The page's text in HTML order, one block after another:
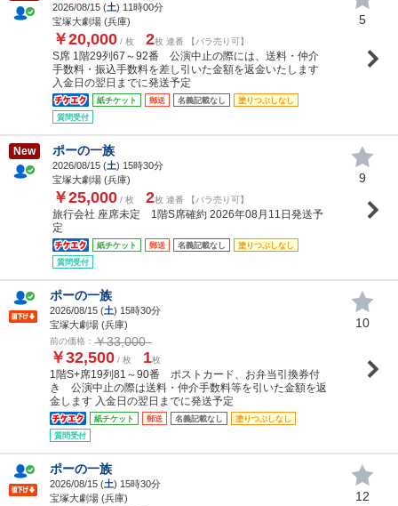
2026/08/15 (土) 11時00分
宝塚大劇場 (兵庫)
￥20,000 / 枚 2枚 連番 【バラ売り可】
S席 1階29列67～92番 公演中止の際には、送料・仲介
手数料・振込手数料を差し引いた金額を返金いたします
入金日の翌日までに発送予定
紙チケット 郵送 名義記載なし
塗りつぶしなし
質問受付
5
New ポーの一族
2026/08/15 (土) 15時30分
宝塚大劇場 (兵庫)
￥25,000 / 枚 2枚 連番 【バラ売り可】
旅行会社 座席未定 1階S席確約 2026年08月11日発送予
定
紙チケット 郵送 名義記載なし
塗りつぶしなし
質問受付
9
ポーの一族
2026/08/15 (土) 15時30分
宝塚大劇場 (兵庫)
前の価格： ￥33,000
￥32,500 / 枚 1枚
1階S+席19列81～90番 ポストカード、お弁当引換券付
き 公演中止の際は送料・仲介手数料等を引いた金額を返
金します 入金日の翌日までに発送予定
紙チケット 郵送 名義記載なし
塗りつぶしなし
質問受付
10
ポーの一族
2026/08/15 (土) 15時30分
宝塚大劇場 (兵庫)
12